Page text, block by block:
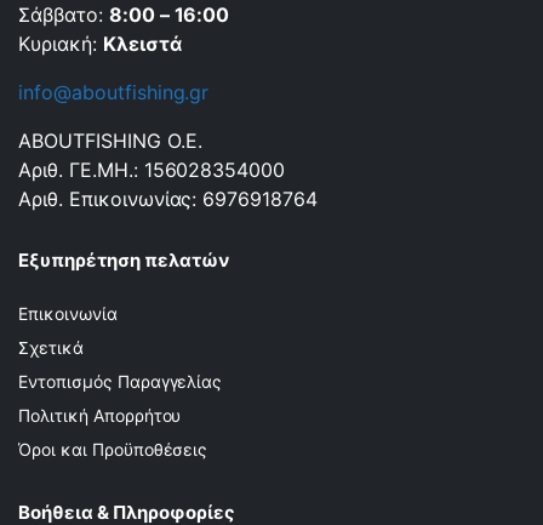
Σάββατο: 8:00 – 16:00
Κυριακή: Κλειστά
info@aboutfishing.gr
ABOUTFISHING Ο.Ε.
Αριθ. ΓΕ.ΜΗ.: 156028354000
Αριθ. Επικοινωνίας: 6976918764
Εξυπηρέτηση πελατών
Επικοινωνία
Σχετικά
Εντοπισμός Παραγγελίας
Πολιτική Απορρήτου
Όροι και Προϋποθέσεις
Βοήθεια & Πληροφορίες